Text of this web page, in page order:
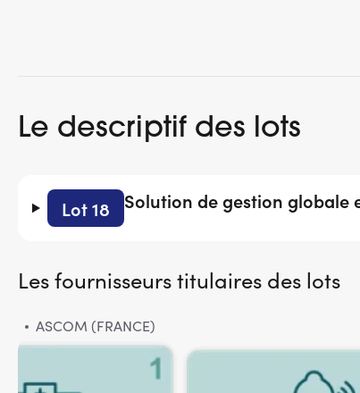
Le descriptif des lots
Lot 18 Solution de gestion globale
Les fournisseurs titulaires des lots
ASCOM (FRANCE)
Image